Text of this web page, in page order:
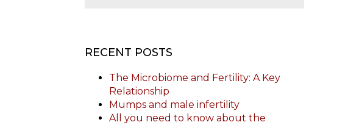
RECENT POSTS
The Microbiome and Fertility: A Key
Relationship
Mumps and male infertility
All you need to know about the